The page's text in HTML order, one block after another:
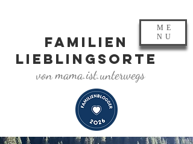
FAMILIEN
LIEBLINGSORTE
von mama.ist.unterwegs
ME
NU